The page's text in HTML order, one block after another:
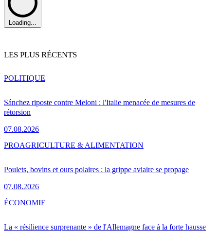
Loading...
LES PLUS RÉCENTS
Sánchez riposte contre Meloni : l'Italie menacée de mesures de
rétorsion
07.08.2026
POLITIQUE
Poulets, bovins et ours polaires : la grippe aviaire se propage
07.08.2026
PROAGRICULTURE & ALIMENTATION
La « résilience surprenante » de l'Allemagne face à la forte hausse
ÉCONOMIE